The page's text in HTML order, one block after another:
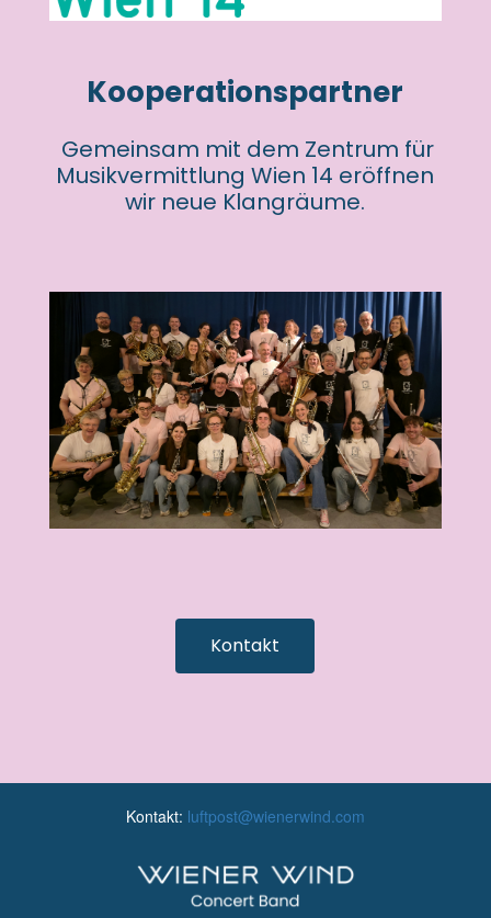
Kooperationspartner
Gemeinsam mit dem Zentrum für
Musikvermittlung Wien 14 eröffnen
wir neue Klangräume.
Kontakt
Kontakt: luftpost@wienerwind.com